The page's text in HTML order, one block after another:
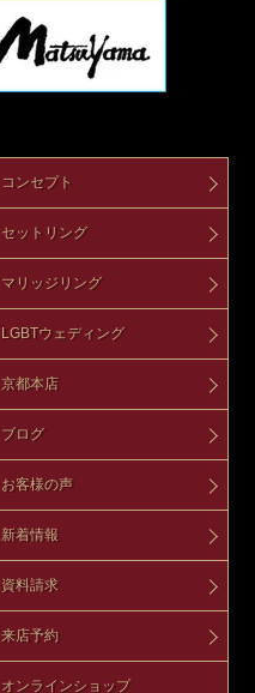
コンセプト
セットリング
マリッジリング
LGBTウェディング
京都本店
ブログ
お客様の声
新着情報
資料請求
来店予約
オンラインショップ